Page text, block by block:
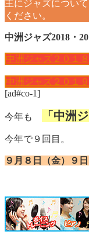
主にジャズについ
ください。
中洲ジャズ2018・
中洲ジャズ２０１８
中洲ジャズ２０１９
[ad#co-1]
今年も 「中洲
今年で９回目。
９月８日（金）９日